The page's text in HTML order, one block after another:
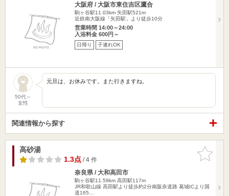
大阪府 / 大阪市東住吉区鷹合
駒ヶ谷駅11.03km 矢田駅521m
近鉄南大阪線「矢田駅」より徒歩10分
営業時間 14:00～24:00
入浴料金 600円～
日帰り 子連れOK
50代～
女性
元旦は、お休みです。また行きますね。
関連情報から探す
お気に入
りに追加
高砂湯
1.3点/ 4 件
奈良県 / 大和高田市
駒ヶ谷駅11.59km 高田駅117m
JR和歌山線 高田駅より徒歩約2分南阪奈道路 葛城ICより国
道165…